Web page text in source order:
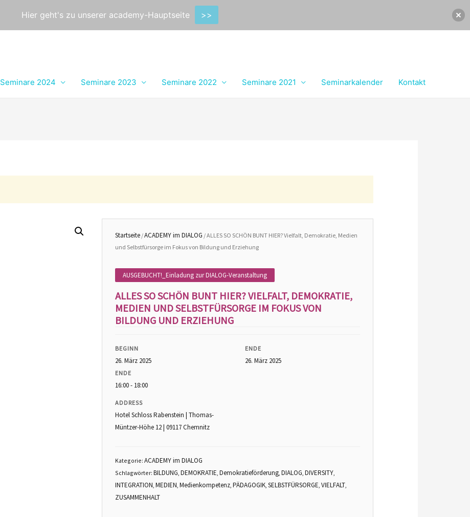
Seminare 2024 Seminare 2023 Seminare 2022 Seminare 2021 Seminarkalender Kontakt
Startseite/ACADEMY im DIALOG / ALLES SO SCHÖN BUNT HIER? Vielfalt, Demokratie, Medien
und Selbstfürsorge im Fokus von Bildung und Erziehung
AUSGEBUCHT!_Einladung zur DIALOG-Veranstaltung
ALLES SO SCHÖN BUNT HIER? VIELFALT, DEMOKRATIE,
MEDIEN UND SELBSTFÜRSORGE IM FOKUS VON
BILDUNG UND ERZIEHUNG
BEGINN
26. März 2025
ENDE
26. März 2025
ENDE
16:00 - 18:00
ADDRESS
Hotel Schloss Rabenstein | Thomas-
Müntzer-Höhe 12 | 09117 Chemnitz
Kategorie: ACADEMY im DIALOG
Schlagwörter: BILDUNG, DEMOKRATIE, Demokratieförderung, DIALOG, DIVERSITY,
INTEGRATION, MEDIEN, Medienkompetenz, PÄDAGOGIK, SELBSTFÜRSORGE, VIELFALT,
ZUSAMMENHALT
Hier geht's zu unserer academy-Hauptseite >>